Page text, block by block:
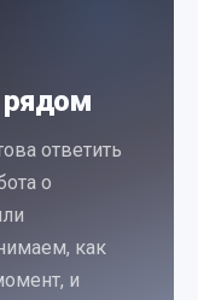
ответить
о
как
и